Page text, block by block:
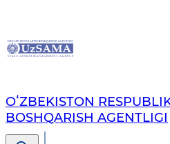
OʻZBEKISTON
BOSHQARISH AGENTLIGI